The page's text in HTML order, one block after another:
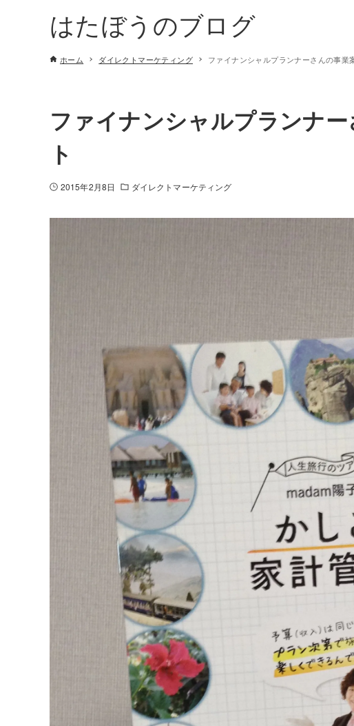
はたぼうのブログ
ホーム ダイレクトマーケティング ファイナンシャルプランナーさんの事業
ファイナンシャルプランナ
ト
2015年2月8日 ダイレクトマーケティング